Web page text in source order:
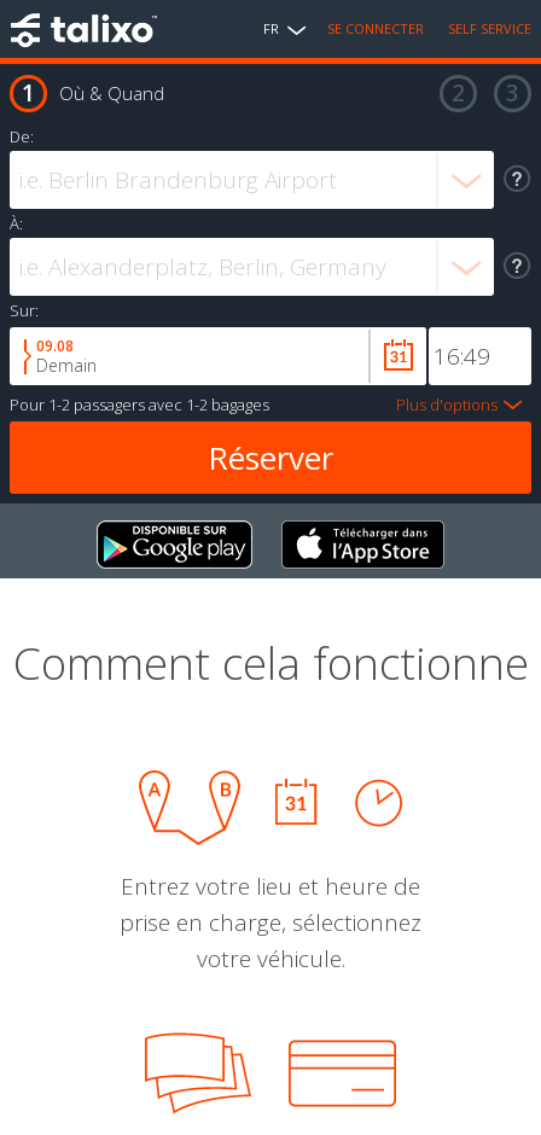
FR SE CONNECTER SELF SERVICE
Où & Quand
De:
À:
Sur:
09.08
Demain
Pour 1-2 passagersavec 1-2 bagages Plus d'options
Comment cela fonctionne
Entrez votre lieu et heure de
prise en charge, sélectionnez
votre véhicule.